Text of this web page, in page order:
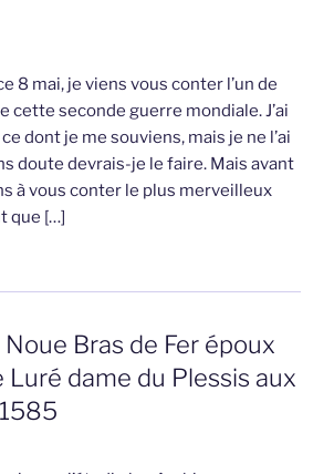
8 mai, je viens vous conter l’un de
cette seconde guerre mondiale. J’ai
dont je me souviens, mais je ne l’ai
doute devrais-je le faire. Mais avant
à vous conter le plus merveilleux
que […]
Noue Bras de Fer époux
Luré dame du Plessis aux